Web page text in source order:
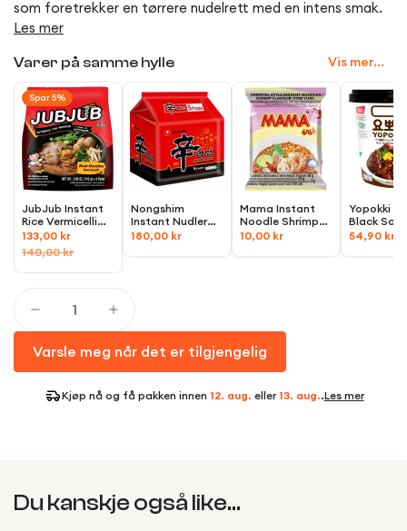
som foretrekker en tørrere nudelrett med en intens smak.
Les mer
Varer på samme hylle Vis mer...
Spar 5%
JubJub Instant
Rice Vermicelli
with Spicy Soup,
4x110g
133,00 kr
140,00 kr
Nongshim
Instant Nudler
Shin Ramyun
180,00 kr
Mama Instant
Noodle Shrimp
Tom-Yum
10,00 kr
Yopokki
Black
Sauce
54,90 kr
Varsle meg når det er tilgjengelig
Kjøp nå og få pakken innen 12. aug. eller13. aug..Les mer
Du kanskje også like...